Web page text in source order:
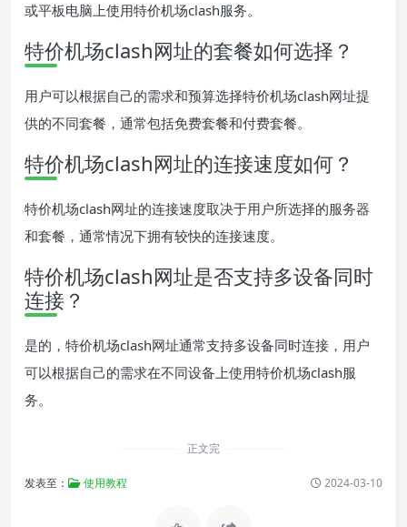
或平板电脑上使用特价机场clash服务。
特价机场clash网址的套餐如何选择？
用户可以根据自己的需求和预算选择特价机场clash网址提
供的不同套餐，通常包括免费套餐和付费套餐。
特价机场clash网址的连接速度如何？
特价机场clash网址的连接速度取决于用户所选择的服务器
和套餐，通常情况下拥有较快的连接速度。
特价机场clash网址是否支持多设备同时
连接？
是的，特价机场clash网址通常支持多设备同时连接，用户
可以根据自己的需求在不同设备上使用特价机场clash服
务。
正文完
发表至： 使用教程 2024-03-10